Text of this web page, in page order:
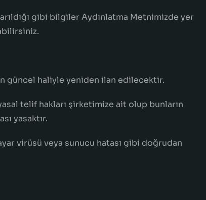
gibi bilgiler Aydınlatma Metnimizde yer
güncel haliyle yeniden ilan edilecektir.
telif hakları şirketimize ait olup bunların
yasaktır.
virüsü veya sunucu hatası gibi doğrudan